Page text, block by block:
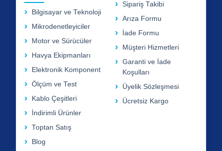
Bilgisayar ve Teknoloji
Mikrodenetleyiciler
Motor ve Sürücüler
Havya Ekipmanları
Elektronik Komponent
Ölçüm ve Test
Kablo Çeşitleri
İndirimli Ürünler
Toptan Satış
Blog
Sipariş Takibi
Arıza Formu
İade Formu
Müşteri Hizmetleri
Garanti ve İade
Koşulları
Üyelik Sözleşmesi
Ücretsiz Kargo